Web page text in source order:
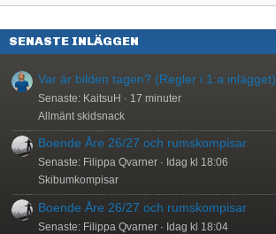
SENASTE INLÄGGEN
Var är bilden tagen? (Regler i 1:a inlägget)
Senaste: KaitsuH
17 minuter
Allmänt skidsnack
Boende Åre 26/27 och rumskompisar
Senaste: Filippa Qvarner
Idag kl 18:06
Skibumkompisar
Boende Åre 26/27 och rumskompisar
Senaste: Filippa Qvarner
Idag kl 18:04